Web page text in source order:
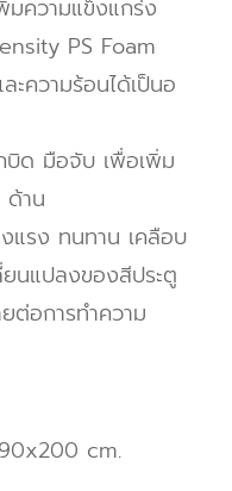
มความแข็งแกร่ง
PS Foam
ะความร้อนได้เป็นอ
กบิด มือจับ เพื่อเพิ่ม
ด้าน
แรง ทนทาน เคลือบ
นแปลงของสีประตู
ต่อการทำความ
cm.